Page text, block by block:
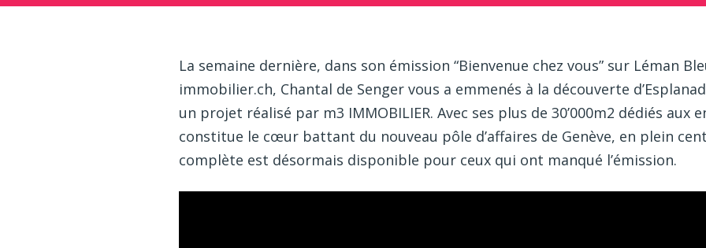
La semaine dernière, dans son émission “Bienvenue chez vous” sur Léman
immobilier.ch, Chantal de Senger vous a emmenés à la découverte
un projet réalisé par m3 IMMOBILIER. Avec ses plus de 30’000m2 dédiés aux
constitue le cœur battant du nouveau pôle d’affaires de Genève, en plein
complète est désormais disponible pour ceux qui ont manqué l’émission.